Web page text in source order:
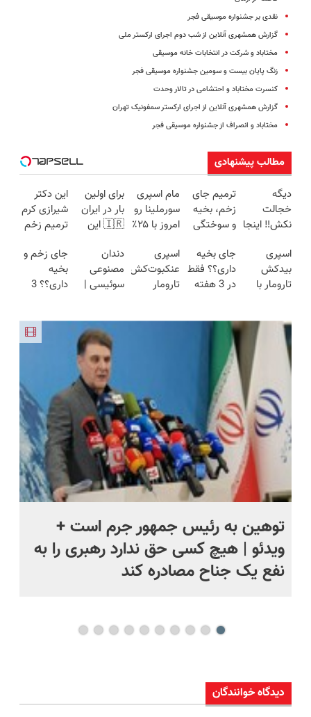
نقدی بر جشنواره موسیقی فجر
گزارش همشهری آنلاین از شب دوم اجرای ارکستر ملی
مختاباد و شرکت در انتخابات خانه موسیقی
زنگ پایان بیست و سومین جشنواره موسیقی فجر
کنسرت مختاباد و احتشامی در تالار وحدت
گزارش همشهری آنلاین از اجرای ارکستر سمفونیک تهران
مختاباد و انصراف از جشنواره موسیقی فجر
مطالب پیشنهادی
دیگه
خجالت
نکش‼️ اینجا
بکار
(تضمینی)
ترمیم جای
زخم، بخیه
و سوختگی
هفته!!😍
مام اسپری
سورملینا رو
امروز با ۲۵٪
🔥
برای اولین
بار در ایران
🇮🇷 این
ترمیم کننده
23 روزه
ساخت!
این دکتر
شیرازی کرم
ترمیم زخم
ساخت!!!
اسپری
بیدکش
تارومار با
لباس در
مقابل بید
جای بخیه
داری؟؟ فقط
در 3 هفته
اسپری
عنکبوت‌‌کش
تارومار
دندان
مصنوعی
سوئیسی |
طبیعی!
ویزیت
رایگان+پرداخت
اقساطی😍
جای زخم و
بخیه
داری؟؟ 3
توهین به رئیس جمهور جرم است +
ویدئو | هیچ کسی حق ندارد رهبری را به
نفع یک جناح مصادره کند
دیدگاه خوانندگان